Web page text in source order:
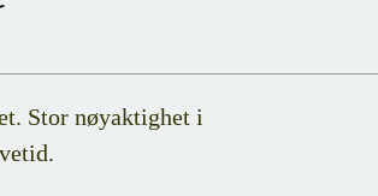
Stor nøyaktighet i